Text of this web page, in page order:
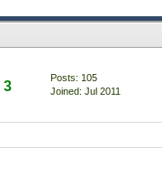
3
Posts: 105
Joined: Jul 2011